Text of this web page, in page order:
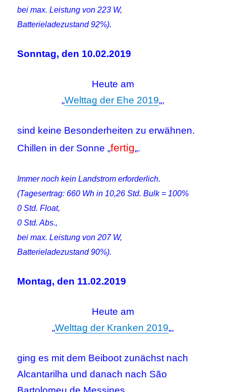
bei max. Leistung von 223 W,
Batterieladezustand 92%).
Sonntag, den 10.02.2019
Heute am
„Welttag der Ehe 2019„,
sind keine Besonderheiten zu erwähnen.
Chillen in der Sonne „fertig„.
Immer noch kein Landstrom erforderlich.
(Tagesertrag: 660 Wh in 10,26 Std. Bulk = 100%
0 Std. Float,
0 Std. Abs.,
bei max. Leistung von 207 W,
Batterieladezustand 90%).
Montag, den 11.02.2019
Heute am
„Welttag der Kranken 2019„,
ging es mit dem Beiboot zunächst nach
Alcantarilha und danach nach São